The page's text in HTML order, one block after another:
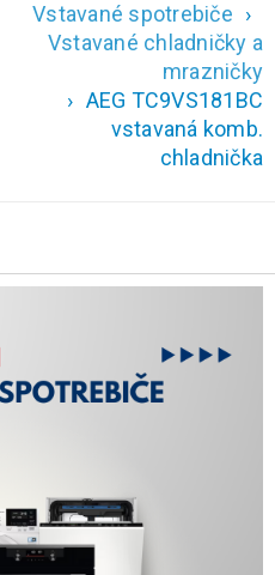
Vstavané spotrebiče ›
Vstavané chladničky a
mrazničky
› AEG TC9VS181BC
vstavaná komb.
chladnička